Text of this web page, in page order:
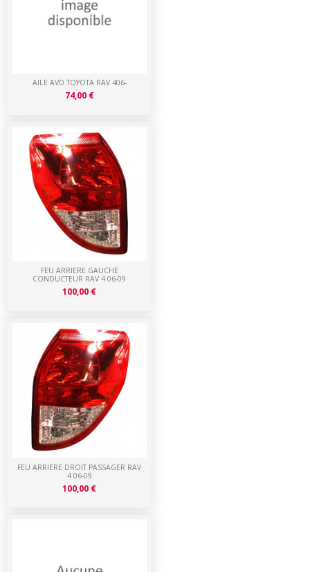
FEU ARRIERE DROIT PASSAGER RAV
4 06-09
100,00 €
FEU ARRIERE GAUCHE
CONDUCTEUR RAV 4 06-09
100,00 €
AILE AVD TOYOTA RAV 406-
74,00 €